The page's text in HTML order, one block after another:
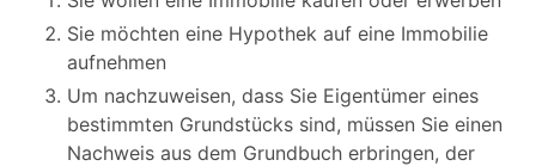
Sie möchten eine Hypothek auf eine Immobilie
aufnehmen
Um nachzuweisen, dass Sie Eigentümer eines
bestimmten Grundstücks sind, müssen Sie einen
Nachweis aus dem Grundbuch erbringen, der